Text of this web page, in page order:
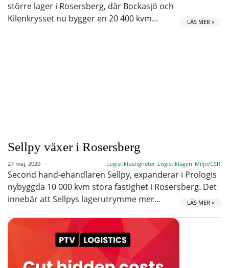
större lager i Rosersberg, där Bockasjö och
Kilenkrysset nu bygger en 20 400 kvm…
LÄS MER »
Sellpy växer i Rosersberg
27 maj, 2020 Logistikfastigheter Logistiklägen Miljö/CSR
Second hand-ehandlaren Sellpy, expanderar i Prologis
nybyggda 10 000 kvm stora fastighet i Rosersberg. Det
innebär att Sellpys lagerutrymme mer…
LÄS MER »